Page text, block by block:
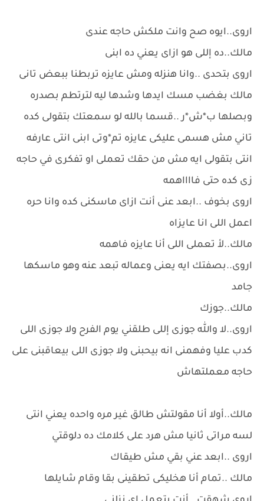
اروى..ايوه صح وانت ملكش حاجه عندى
مالك..ده إللى هو ازاى يعني ده ابنى
اروى بتحدى ..وانا هنزله ومش عايزه تربطنا ببعض تانى
مالك بغضب مسك ايدها وشدها ليه لترتطم بصدره
وبصلها ب*ش*ر ..قسما بالله لو سمعتك بتقولى كده
تاني مش هسمى عليكى عايزه تم*وتى ابنى انتى عارفه
انتى بتقولى ايه مش من حقك تعملى او تفكرى في حاجه
زى كده حتى فااااهمه
اروى بخوف ..ابعد عنى أنت ازاى ماسكنى كده وانا حره
اعمل اللى انا عايزاه
مالك..لأ تعملى اللى أنا عايزه فاهمه
اروى..بصفتك ايه يعنى وعماله تبعد عنه وهو ماسكها
جامد
مالك..جوزك
اروى..لا والله جوزى إللى طلقني يوم الفرح ولا جوزى اللى
كدب عليا وفهمنى انه بيحبنى ولا جوزى اللى بيعاقبنى على
حاجه معملتهاش
مالك..أولا أنا مقولتش طالق غير مره واحده يعني انتى
لسه مراتى ثانيا مش هرد على كلامك ده دلوقتي
اروى ..ابعد عني بقي مش طيقاك
مالك ..تمام أنا هخليكى تطقينى بقا وقام شايلها